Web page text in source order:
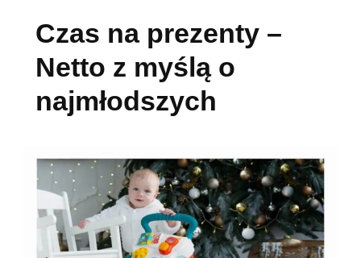
Czas na prezenty –
Netto z myślą o
najmłodszych